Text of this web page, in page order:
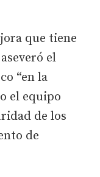
que tiene
el
“en la
el equipo
de los
de